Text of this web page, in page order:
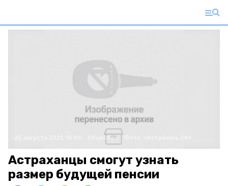
Общество
Астраханцы смогут узнать
размер будущей пенсии